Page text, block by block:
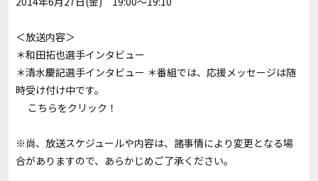
＜放送内容＞
＊和田拓也選手インタビュー
＊清水慶記選手インタビュー ＊番組では、応援メッセージは随
時受け付け中です。
こちらをクリック！
※尚、放送スケジュールや内容は、諸事情により変更となる場
合がありますので、あらかじめご了承ください。